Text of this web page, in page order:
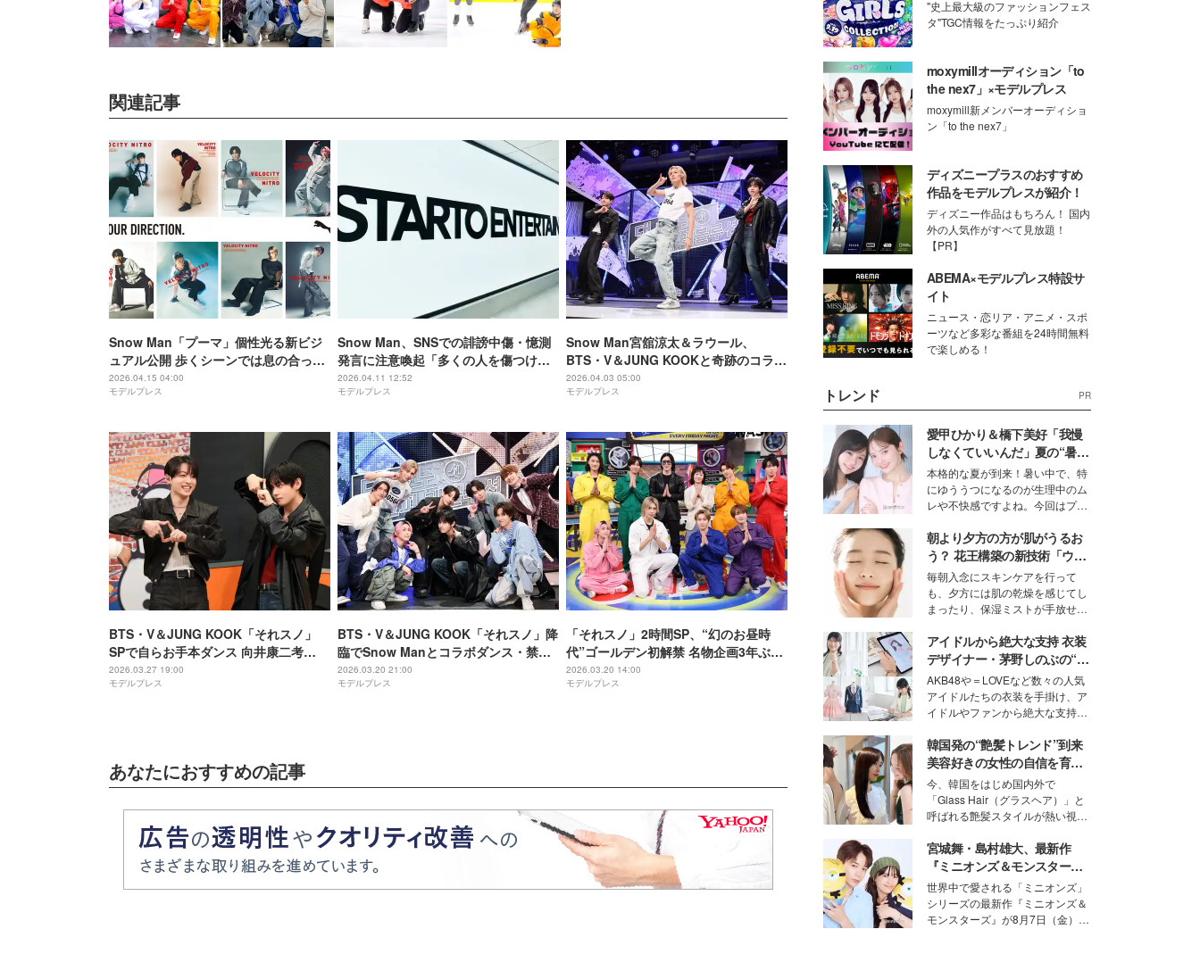
関連記事
Snow Man「プーマ」個性光る新ビジ
ュアル公開 歩くシーンでは息の合った
動き披露
2026.04.15 04:00
モデルプレス
Snow Man、SNSでの誹謗中傷・憶測
発言に注意喚起「多くの人を傷つける
行為です」
2026.04.11 12:52
モデルプレス
Snow Man宮舘涼太＆ラウール、
BTS・V＆JUNG KOOKと奇跡のコラボ
ダンス実現「平常心ではない」「貴重
な機会を楽しみたい」
2026.04.03 05:00
モデルプレス
BTS・V＆JUNG KOOK「それスノ」
SPで自らお手本ダンス 向井康二考
案“動脈ピース”に続く新作ポーズも披
露
2026.03.27 19:00
モデルプレス
BTS・V＆JUNG KOOK「それスノ」降
臨でSnow Manとコラボダンス・禁断
トーク 新曲日本初パフォーマンスも
2026.03.20 21:00
モデルプレス
「それスノ」2時間SP、“幻のお昼時
代”ゴールデン初解禁 名物企画3年ぶり
復活・番組最後に衝撃展開も
2026.03.20 14:00
モデルプレス
あなたにおすすめの記事
"史上最大級のファッションフェス
タ"TGC情報をたっぷり紹介
moxymillオーディション「to
the nex7」×モデルプレス
moxymill新メンバーオーディショ
ン「to the nex7」
ディズニープラスのおすすめ
作品をモデルプレスが紹介！
ディズニー作品はもちろん！ 国内
外の人気作がすべて見放題！
【PR】
ABEMA×モデルプレス特設サ
イト
ニュース・恋リア・アニメ・スポ
ーツなど多彩な番組を24時間無料
で楽しめる！
トレンド PR
愛甲ひかり＆橋下美好「我慢
しなくていいんだ」夏の“暑さ
対策”の新しい選択肢とは？
本格的な夏が到来！暑い中で、特
にゆううつになるのが生理中のム
レや不快感ですよね。今回はプラ
モデル・愛甲ひかりさんと橋下美
好さんを迎えて本音で女子会トー
ク。猛暑のお出かけを快適に過ご
すヒントや、2人が感動した夏の
生理の新常識にも迫りました。
朝より夕方の方が肌がうるお
う？ 花王構築の新技術「ウォ
ーターキャプチャリングスキ
ン（捕水肌）」がスキンケア
の常識を変える予感
毎朝入念にスキンケアを行って
も、夕方には肌の乾燥を感じてし
まったり、保湿ミストが手放せな
な美容の常識を大きく変える可能
性を秘めた、革新的な「Water
Capturing Skin（ウォーターキャ
プチャリングスキン：捕水肌）」
技術を、花王が構築した。
アイドルから絶大な支持 衣装
デザイナー・茅野しのぶの“可
愛い”を作る美学＜「シチズン
クロスシー」インタビュー＞
AKB48や＝LOVEなど数々の人気
アイドルたちの衣装を手掛け、ア
イドルやファンから絶大な支持を
取締役兼クリエイティブディレク
ター・茅野しのぶ。一人ひとりの
個性に寄り添い、魅力を引き出す
衣装作りは、多くの女性たちに勇
気と自信を与え続けている。
韓国発の“艶髪トレンド”到来
美容好きの女性の自信を育む
「ヘアケア事情」って？
今、韓国をはじめ国内外で
「Glass Hair（グラスヘア）」と
呼ばれる艶髪スタイルが熱い視線
ションの完成度を高めるベースと
して、“髪そのものの美しさ”に改
めて注目する人が増えている様
子。今回は、そんな憧れの艶やか
な髪を日常で叶える、美容好きの
女性たちのヘアケア事情を紹介し
宮城舞・島村雄大、最新作
『ミニオンズ＆モンスター
ズ』の魅力熱弁 ハチャメチャ
だけじゃない“友情と絆”に感
動
世界中で愛される「ミニオンズ」
シリーズの最新作『ミニオンズ＆
モンスターズ』が8月7日（金）に